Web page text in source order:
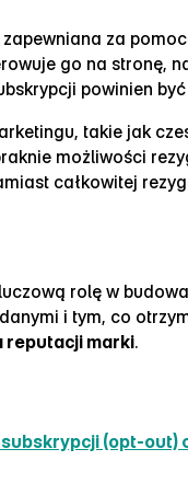
za
go na stronę,
powinien być
takie jak
możliwości
całkowitej
rolę w
i tym, co
reputacji marki.
(opt‑out)